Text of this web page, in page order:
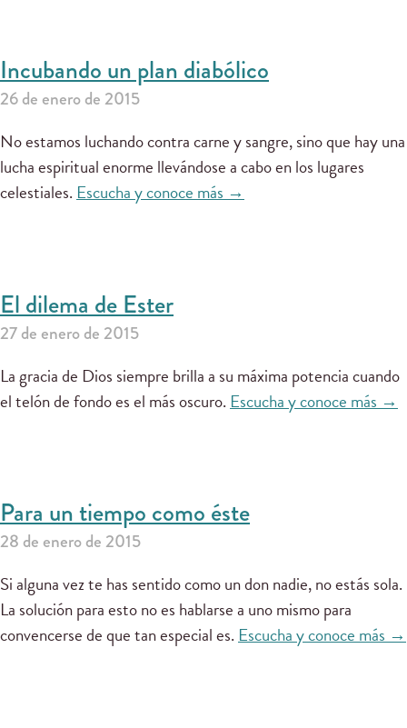
Incubando un plan diabólico
26 de enero de 2015
No estamos luchando contra carne y sangre, sino que hay una
lucha espiritual enorme llevándose a cabo en los lugares
celestiales.Escucha y conoce más →
El dilema de Ester
27 de enero de 2015
La gracia de Dios siempre brilla a su máxima potencia cuando
el telón de fondo es el más oscuro. Escucha y conoce más →
Para un tiempo como éste
28 de enero de 2015
Si alguna vez te has sentido como un don nadie, no estás sola.
La solución para esto no es hablarse a uno mismo para
convencerse de que tan especial es.Escucha y conoce más →